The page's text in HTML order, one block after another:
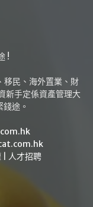
!
民、海外置業、財
新手定係資產管理大
途。
人才招聘